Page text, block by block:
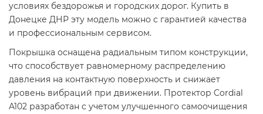
условиях бездорожья и городских дорог. Купить в
Донецке ДНР эту модель можно с гарантией качества
и профессиональным сервисом.
Покрышка оснащена радиальным типом конструкции,
что способствует равномерному распределению
давления на контактную поверхность и снижает
уровень вибраций при движении. Протектор Cordial
A102 разработан с учетом улучшенного самоочищения